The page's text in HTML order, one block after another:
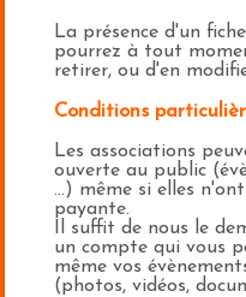
La présence d'un
pourrez à tout
retirer, ou d'en
Conditions
Les associations
ouverte au public
...) même si elles
payante.
Il suffit de nous le
un compte qui vous
même vos
(photos, vidéos,